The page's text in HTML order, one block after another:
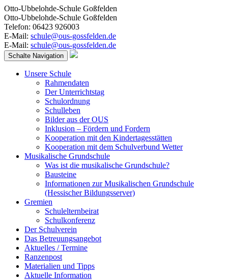
Otto-Ubbelohde-Schule Goßfelden
Otto-Ubbelohde-Schule Goßfelden
Telefon: 06423 926003
E-Mail: schule@ous-gossfelden.de
E-Mail: schule@ous-gossfelden.de
Schalte Navigation
Unsere Schule
Rahmendaten
Der Unterrichtstag
Schulordnung
Schulleben
Bilder aus der OUS
Inklusion – Fördern und Fordern
Kooperation mit den Kindertagesstätten
Kooperation mit dem Schulverbund Wetter
Musikalische Grundschule
Was ist die musikalische Grundschule?
Bausteine
Informationen zur Musikalischen Grundschule
(Hessischer Bildungsserver)
Gremien
Schulelternbeirat
Schulkonferenz
Der Schulverein
Das Betreuungsangebot
Aktuelles / Termine
Ranzenpost
Materialien und Tipps
Aktuelle Information